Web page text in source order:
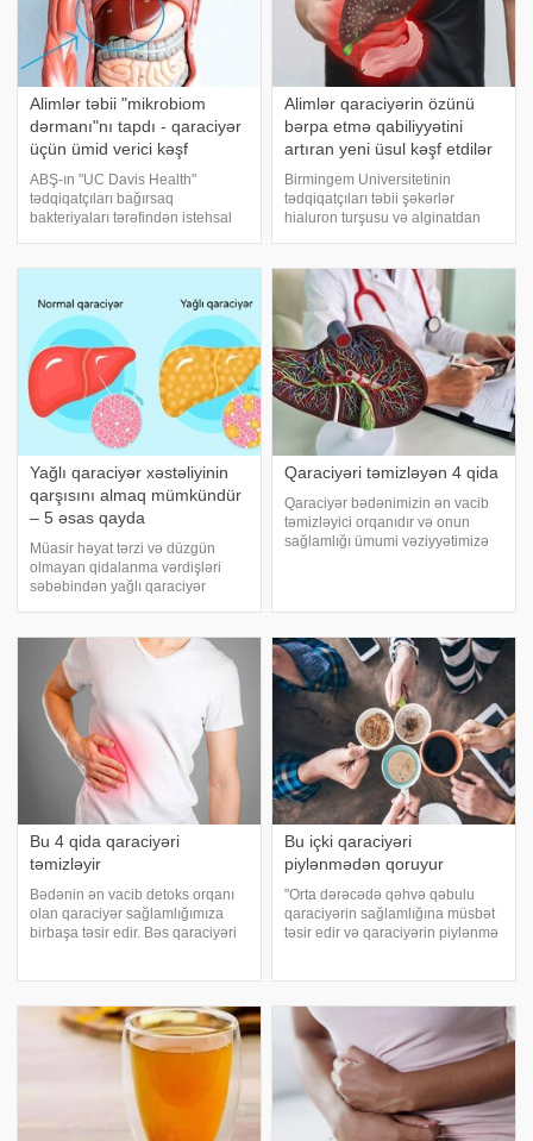
Alimlər təbii "mikrobiom
dərmanı"nı tapdı - qaraciyər
üçün ümid verici kəşf
ABŞ-ın "UC Davis Health"
tədqiqatçıları bağırsaq
bakteriyaları tərəfindən istehsal
qabiliyyətin
Alimlər qaraciyərin özünü
bərpa etmə qabiliyyətini
artıran yeni üsul kəşf etdilər
Birmingem Universitetinin
tədqiqatçıları təbii şəkərlər
hialuron turşusu və alginatdan
əhəmiyyətli dərəcədə
gücləndiriblər. xəbər verir ki, bu
yenilikçi yanaşmanın detallar
Yağlı qaraciyər xəstəliyinin
qarşısını almaq mümkündür
– 5 əsas qayda
Müasir həyat tərzi və düzgün
olmayan qidalanma vərdişləri
səbəbindən yağlı qaraciyər
Mütəxəssislər bildirirlər ki, bu
vəziyyət vaxtında müdaxilə ilə
təkcə qarşısı alın
Qaraciyəri təmizləyən 4 qida
Qaraciyər bədənimizin ən vacib
təmizləyici orqanıdır və onun
sağlamlığı ümumi vəziyyətimizə
dəstəkləyə
Bu 4 qida qaraciyəri
təmizləyir
Bədənin ən vacib detoks orqanı
olan qaraciyər sağlamlığımıza
birbaşa təsir edir. Bəs qaraciyəri
araşdırmalara əsasən qaraciyər
dostu
Bu içki qaraciyəri
piylənmədən qoruyur
"Orta dərəcədə qəhvə qəbulu
qaraciyərin sağlamlığına müsbət
təsir edir və qaraciyərin piylənmə
müsahibəsind